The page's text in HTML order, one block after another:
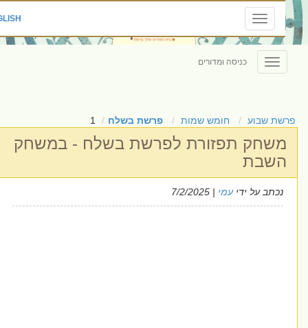
Toggle
navigation
ENGLISH
|
Toggle
navigation
כניסה ומדורים
שבוע חומש שמות פרשת בשלח 1
תפזורת לפרשת בשלח - במשחק
נכתב על ידיעמי| 7/2/2025